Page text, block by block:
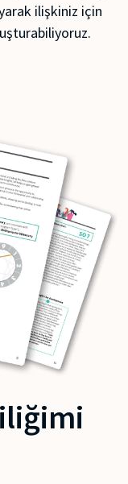
ilişkiniz için